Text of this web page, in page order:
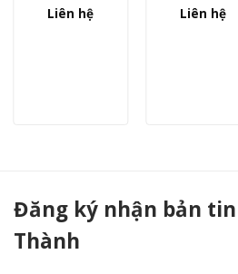
Liên hệ Liên hệ
Đăng ký nhận bản tin
Thành